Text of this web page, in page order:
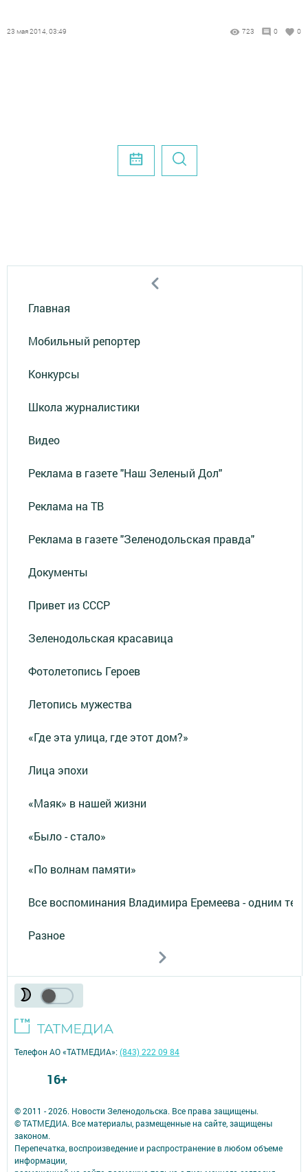
23 мая 2014, 03:49 723 0 0
Главная
Мобильный репортер
Конкурсы
Школа журналистики
Видео
Реклама в газете "Наш Зеленый Дол"
Реклама на ТВ
Реклама в газете "Зеленодольская правда"
Документы
Привет из СССР
Зеленодольская красавица
Фотолетопись Героев
Летопись мужества
«Где эта улица, где этот дом?»
Лица эпохи
«Маяк» в нашей жизни
«Было - стало»
«По волнам памяти»
Все воспоминания Владимира Еремеева - одним
Разное
© 2011 - 2026. Новости Зеленодольска. Все права защищены.
© ТАТМЕДИА. Все материалы, размещенные на сайте, защищены
законом.
Перепечатка, воспроизведение и распространение в любом объеме
информации,
Телефон АО «ТАТМЕДИА»:(843) 222 09 84
16+